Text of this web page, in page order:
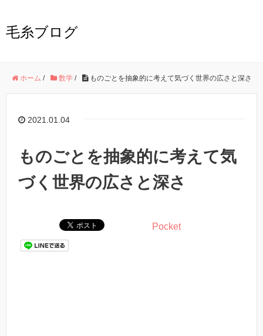
毛糸ブログ
ホーム / 数学 / ものごとを抽象的に考えて気づく世界の広さと深さ
2021.01.04
ものごとを抽象的に考えて気
づく世界の広さと深さ
Pocket